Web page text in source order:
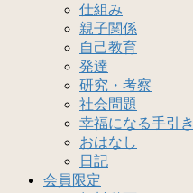
仕組み
親子関係
自己教育
発達
研究・考察
社会問題
幸福になる手引き
おはなし
日記
会員限定